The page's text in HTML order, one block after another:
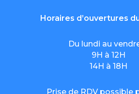
Horaires d’ouvertures
Du lundi au
9H à 12H
14H à 18H
Prise de RDV possible